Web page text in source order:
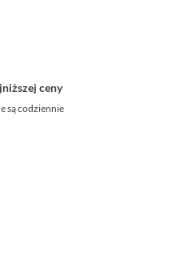
ceny
są codziennie